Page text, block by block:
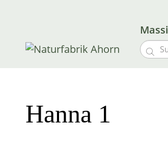

Hanna 1